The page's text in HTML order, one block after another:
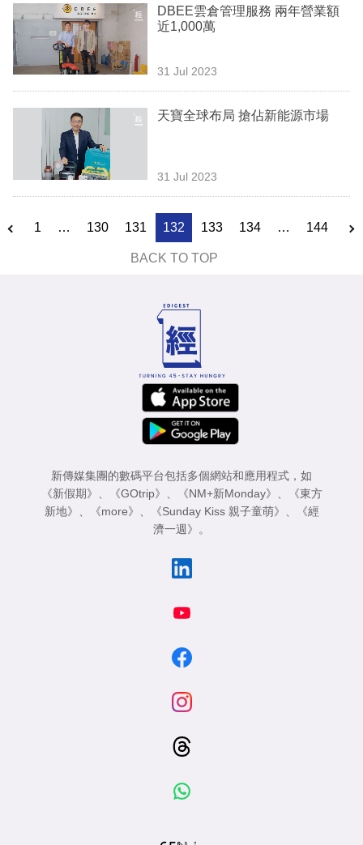
DBEE雲倉管理服務 兩年營業額
近1,000萬
31 Jul 2023
天寶全球布局 搶佔新能源市場
31 Jul 2023
1 … 130 131 132 133 134 … 144
BACK TO TOP
新傳媒集團的數碼平台包括多個網站和應用程式，如
《新假期》 、 《GOtrip》 、 《NM+新Monday》 、
《東方
新地》 、 《more》 、 《Sunday Kiss 親子童萌》 、
《經
濟一週》 。